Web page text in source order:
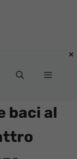
Menu
baci al